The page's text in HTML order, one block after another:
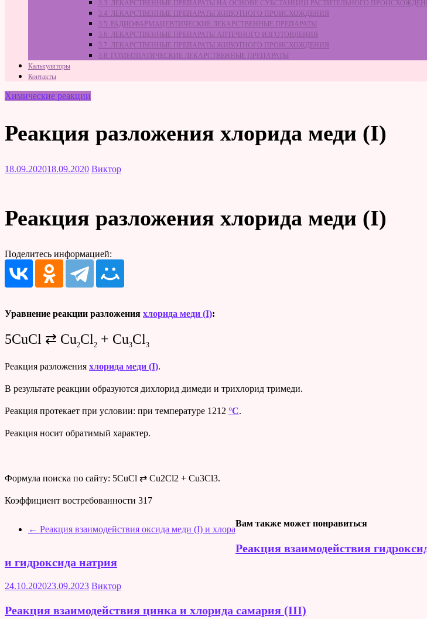
3.3. ЛЕКАРСТВЕННЫЕ ПРЕПАРАТЫ НА ОСНОВЕ СУБСТАНЦИЙ РАСТИТЕЛЬНОГО
3.4. ЛЕКАРСТВЕННЫЕ ПРЕПАРАТЫ ЖИВОТНОГО ПРОИСХОЖДЕНИЯ
3.5. РАДИОФАРМАЦЕВТИЧЕСКИЕ ЛЕКАРСТВЕННЫЕ ПРЕПАРАТЫ
3.6. ЛЕКАРСТВЕННЫЕ ПРЕПАРАТЫ АПТЕЧНОГО ИЗГОТОВЛЕНИЯ
3.7. ЛЕКАРСТВЕННЫЕ ПРЕПАРАТЫ ЖИВОТНОГО ПРОИСХОЖДЕНИЯ
3.8. ГОМЕОПАТИЧЕСКИЕ ЛЕКАРСТВЕННЫЕ ПРЕПАРАТЫ
Калькуляторы
Контакты
Химические реакции
Реакция разложения хлорида меди (I)
18.09.202018.09.2020 Виктор
Реакция разложения хлорида меди (I)
Поделитесь информацией:
Уравнение реакции разложения хлорида меди (I):
5CuCl ⇄ Cu2Cl 2 + Cu3Cl 3
Реакция разложения хлорида меди (I).
В результате реакции образуются дихлорид димеди и трихлорид тримеди.
Реакция протекает при условии: при температуре 1212 °C.
Реакция носит обратимый характер.
Формула поиска по сайту: 5CuCl ⇄ Cu2Cl2 + Cu3Cl3.
Коэффициент востребованности 317
← Реакция взаимодействия оксида меди (I) и хлора
Вам также может понравиться
Реакция взаимодействия
и гидроксида натрия
24.10.202023.09.2023 Виктор
Реакция взаимодействия цинка и хлорида самария (III)